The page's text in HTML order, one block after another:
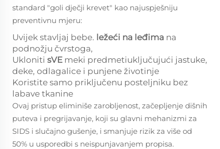
standard "goli dječji krevet" kao najuspješniju
preventivnu mjeru:
Uvijek stavljaj bebe. ležeći na leđima na
podnožju čvrstoga,
Ukloniti sVE meki predmetiuključujući jastuke,
deke, odlagalice i punjene životinje
Koristite samo priključenu posteljniku bez
labave tkanine
Ovaj pristup eliminiše zarobljenost, začepljenje dišnih
puteva i pregrijavanje, koji su glavni mehanizmi za
SIDS i slučajno gušenje, i smanjuje rizik za više od
50% u usporedbi s neispunjavanjem propisa.